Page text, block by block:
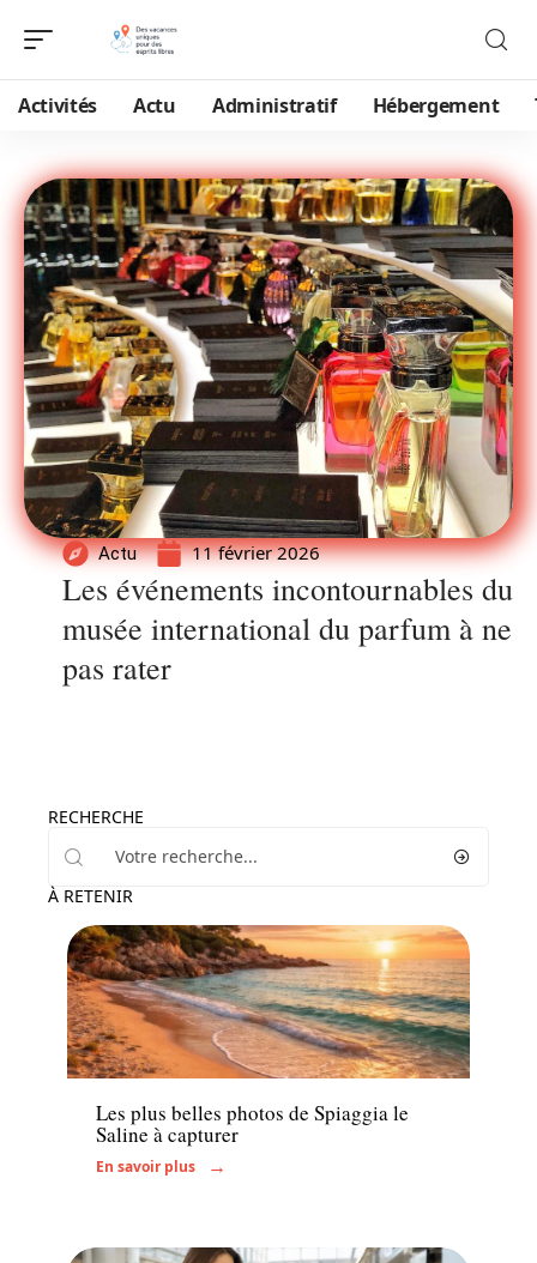
Activités Actu Administratif Hébergement
Actu 11 février 2026
Les événements incontournables du
musée international du parfum à ne
pas rater
RECHERCHE
À RETENIR
Voyage
Les plus belles photos de Spiaggia le
Saline à capturer
En savoir plus